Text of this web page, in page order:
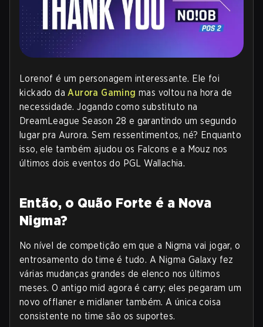
Lorenof é um personagem interessante. Ele foi
kickado da Aurora Gaming mas voltou na hora de
necessidade. Jogando como substituto na
DreamLeague Season 28 e garantindo um segundo
lugar pra Aurora. Sem ressentimentos, né? Enquanto
isso, ele também ajudou os Falcons e a Mouz nos
últimos dois eventos do PGL Wallachia.
Então, o Quão Forte é a Nova
Nigma?
No nível de competição em que a Nigma vai jogar, o
entrosamento do time é tudo. A Nigma Galaxy fez
várias mudanças grandes de elenco nos últimos
meses. O antigo mid agora é carry; eles pegaram um
novo offlaner e midlaner também. A única coisa
consistente no time são os suportes.